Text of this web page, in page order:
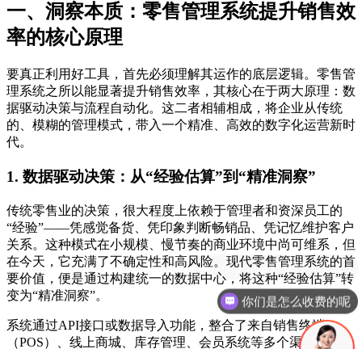
一、洞察本质：零售管理系统提升销售效
率的核心原理
要真正利用好工具，首先必须理解其运作的底层逻辑。零售管
理系统之所以能显著提升销售效率，其核心在于两大原理：数
据驱动决策与流程自动化。这二者相辅相成，将企业从传统
的、模糊的管理模式，带入一个精准、高效的数字化运营新时
代。
1. 数据驱动决策：从“经验估算”到“精准洞察”
传统零售业的决策，很大程度上依赖于管理者和资深员工的
“经验”——凭感觉备货、凭印象判断畅销品、凭记忆维护客户
关系。这种模式在小规模、慢节奏的商业环境中尚可维系，但
在今天，它充满了不确定性和高风险。现代零售管理系统的首
要价值，便是通过构建统一的数据中心，将这种“经验估算”转
变为“精准洞察”。
系统通过API接口或数据导入功能，整合了来自销售终端
（POS）、线上商城、库存管理、会员系统等多个渠道的数
你们是怎么收费的呢